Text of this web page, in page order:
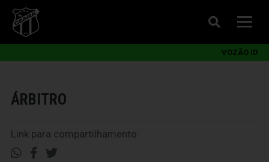
VOZÃO ID
ÁRBITRO
Link para compartilhamento: